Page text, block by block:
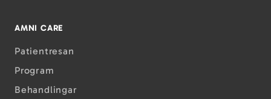
AMNI CARE
Patientresan
Program
Behandlingar